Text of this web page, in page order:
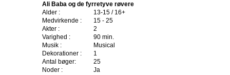
Ali Baba og de fyrretyve røvere
Alder :
13-15 / 16+
Medvirkende :
15 - 25
Akter :
2
Varighed :
90 min.
Musik :
Musical
Dekorationer :
1
Antal bøger:
25
Noder :
Ja